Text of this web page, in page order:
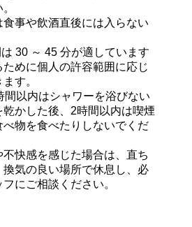
事や飲酒直後には入らない
30 ～ 45 分が適しています
めに個人の許容範囲に応じ
す。
間以内はシャワーを浴びない
かした後、2時間以内は喫煙
べ物を食べたりしないでくだ
快感を感じた場合は、直ち
換気の良い場所で休息し、必
にご相談ください。